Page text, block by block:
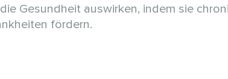
Gesundheit auswirken, indem sie
fördern.